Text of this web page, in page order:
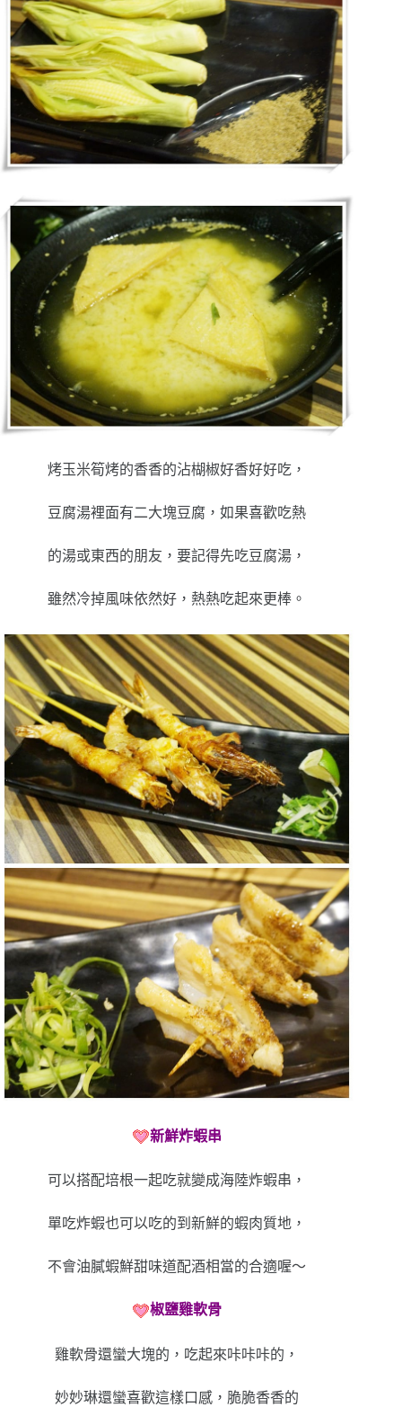
烤玉米筍烤的香香的沾楜椒好香好好吃，
豆腐湯裡面有二大塊豆腐，如果喜歡吃熱
的湯或東西的朋友，要記得先吃豆腐湯，
雖然冷掉風味依然好，熱熱吃起來更棒。
新鮮炸蝦串
可以搭配培根一起吃就變成海陸炸蝦串，
單吃炸蝦也可以吃的到新鮮的蝦肉質地，
不會油膩蝦鮮甜味道配酒相當的合適喔～
椒鹽雞軟骨
雞軟骨還蠻大塊的，吃起來咔咔咔的，
妙妙琳還蠻喜歡這樣口感，脆脆香香的